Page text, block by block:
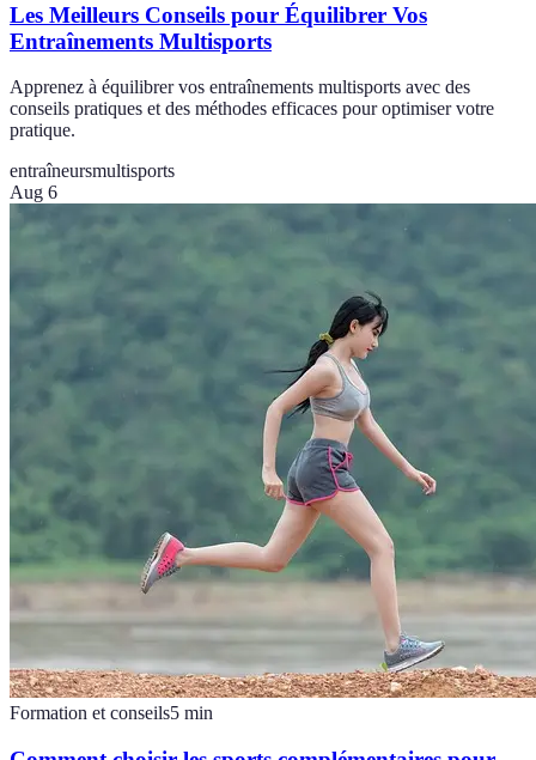
Les Meilleurs Conseils pour Équilibrer Vos
Entraînements Multisports
Apprenez à équilibrer vos entraînements multisports avec des
conseils pratiques et des méthodes efficaces pour optimiser votre
pratique.
entraîneursmultisports
Aug 6
Formation et conseils5 min